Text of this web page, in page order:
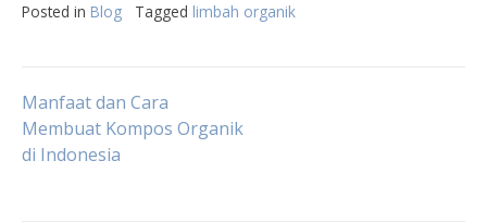
Posted in Blog Tagged limbah organik
Post
navigation
Manfaat dan Cara
Membuat Kompos Organik
di Indonesia